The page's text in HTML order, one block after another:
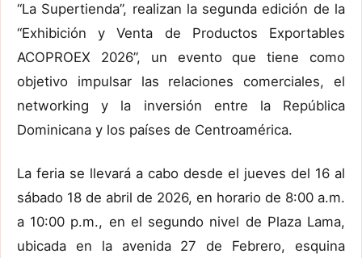
“La Supertienda”, realizan la segunda edición de la
“Exhibición y Venta de Productos Exportables
ACOPROEX 2026”, un evento que tiene como
objetivo impulsar las relaciones comerciales, el
networking y la inversión entre la República
Dominicana y los países de Centroamérica.
La feria se llevará a cabo desde el jueves del 16 al
sábado 18 de abril de 2026, en horario de 8:00 a.m.
a 10:00 p.m., en el segundo nivel de Plaza Lama,
ubicada en la avenida 27 de Febrero, esquina